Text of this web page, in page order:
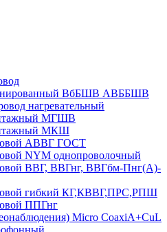
ВбБШВ АВББШВ
нагревательный
МГШВ
МКШ
АВВГ ГОСТ
NYM однопроволочный
ВВГ, ВВГнг, ВВГбм-Пнг(А)-
гибкий КГ,КВВГ,ПРС,РПШ
ППГнг
Micro CoaxiA+CuL